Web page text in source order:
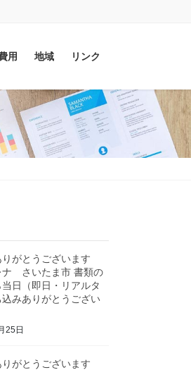
用 地域 リンク
りがとうございます
さいたま市 書類の
日（即日・リアルタ
みありがとうござい
25日
りがとうございます